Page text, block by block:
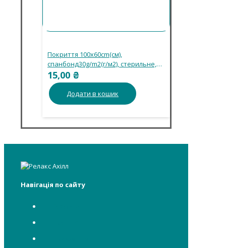
Покриття 100х60cm(см),
спанбонд30g/m2(г/м2), стерильне,
одноразового використання
15,00 ₴
Додати в кошик
Навігація по сайту